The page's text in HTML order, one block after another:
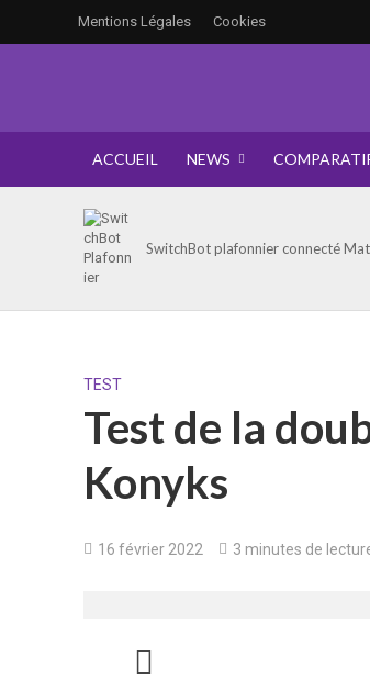
Mentions Légales Cookies
ACCUEIL NEWS
SwitchBot plafonnier connecté
TEST
Test de la
Konyks
16 février 2022 3 minutes de